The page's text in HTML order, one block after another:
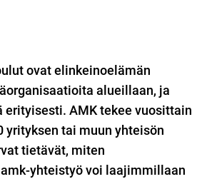
ovat elinkeinoelämän
alueillaan, ja
erityisesti. AMK tekee vuosittain
yrityksen tai muun yhteisön
tietävät, miten
yhteistyö voi laajimmillaan